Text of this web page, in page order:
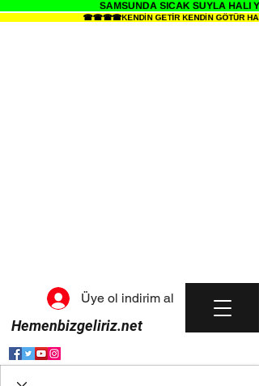
SAMSUNDA SICAK SUYLA HALI
☎☎☎☎KENDİN GETİR KENDİN GÖTÜR
Hemenbizgeliriz.net
Üye ol indirim al